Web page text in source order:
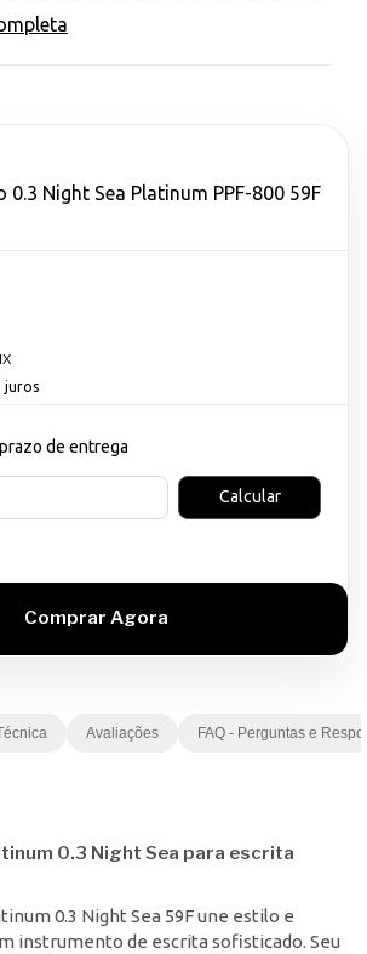
0.3 Night Sea Platinum PPF-800 59F
juros
de entrega
Calcular
Avaliações FAQ - Perguntas e
0.3 Night Sea para escrita
0.3 Night Sea 59F une estilo e
instrumento de escrita sofisticado. Seu